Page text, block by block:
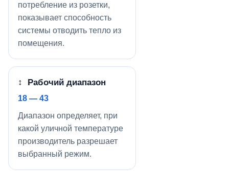
потребление из розетки,
показывает способность
системы отводить тепло из
помещения.
↕ Рабочий диапазон
18 — 43
Диапазон определяет, при
какой уличной температуре
производитель разрешает
выбранный режим.